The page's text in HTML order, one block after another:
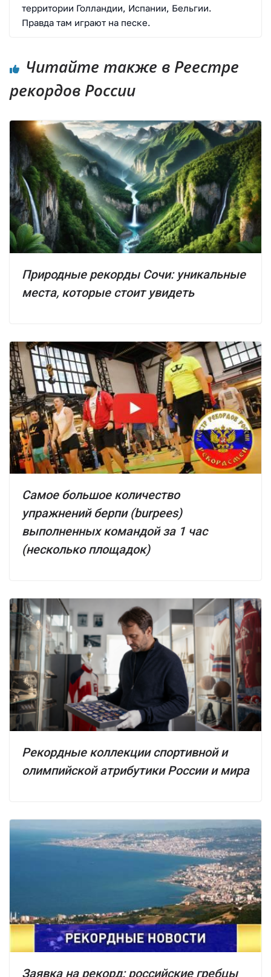
территории Голландии, Испании, Бельгии.
Правда там играют на песке.
Читайте также в Реестре
рекордов России
Природные рекорды Сочи: уникальные
места, которые стоит увидеть
Самое большое количество
упражнений берпи (burpees)
выполненных командой за 1 час
(несколько площадок)
Рекордные коллекции спортивной и
олимпийской атрибутики России и мира
Заявка на рекорд: российские гребцы